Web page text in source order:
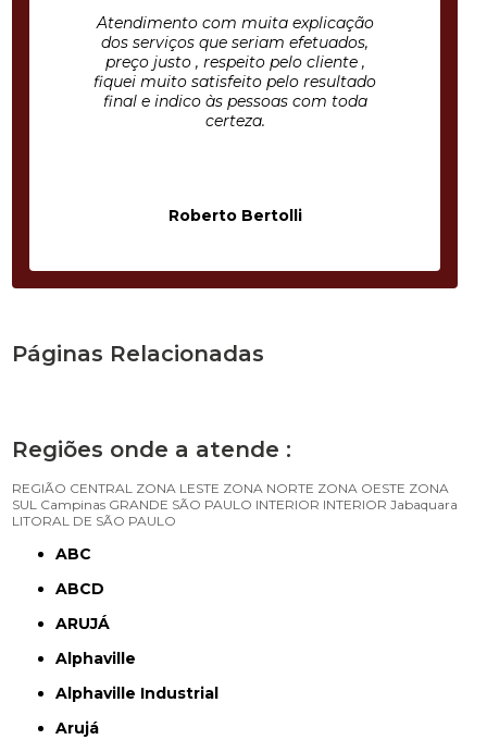
Atendimento com muita explicação
dos serviços que seriam efetuados,
preço justo , respeito pelo cliente ,
fiquei muito satisfeito pelo resultado
final e indico às pessoas com toda
certeza.
Roberto Bertolli
Páginas Relacionadas
Regiões onde a atende :
REGIÃO CENTRAL ZONA LESTE ZONA NORTE ZONA OESTE ZONA
SUL Campinas GRANDE SÃO PAULO INTERIOR INTERIOR Jabaquara
LITORAL DE SÃO PAULO
ABC
ABCD
ARUJÁ
Alphaville
Alphaville Industrial
Arujá